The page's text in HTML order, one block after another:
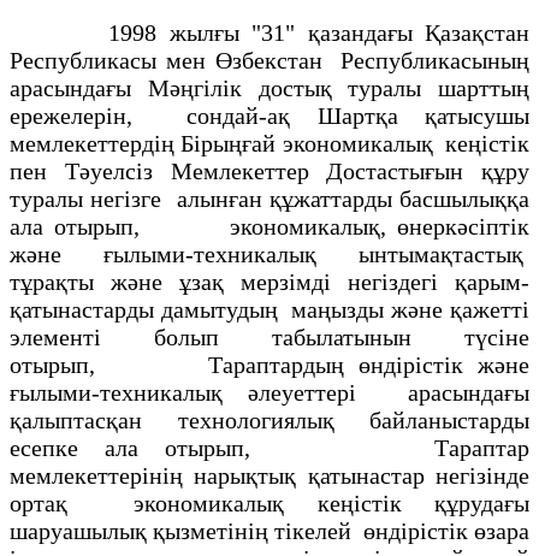
1998 жылғы "31" қазандағы Қазақстан
Республикасы мен Өзбекстан Республикасының
арасындағы Мәңгілік достық туралы шарттың
ережелерін, сондай-ақ Шартқа қатысушы
мемлекеттердің Бірыңғай экономикалық кеңістік
пен Тәуелсіз Мемлекеттер Достастығын құру
туралы негізге алынған құжаттарды басшылыққа
ала отырып, экономикалық, өнеркәсіптік
және ғылыми-техникалық ынтымақтастық
тұрақты және ұзақ мерзімді негіздегі қарым-
қатынастарды дамытудың маңызды және қажетті
элементі болып табылатынын түсіне
отырып, Тараптардың өндірістік және
ғылыми-техникалық әлеуеттері арасындағы
қалыптасқан технологиялық байланыстарды
есепке ала отырып, Тараптар
мемлекеттерінің нарықтық қатынастар негізінде
ортақ экономикалық кеңістік құрудағы
шаруашылық қызметінің тікелей өндірістік өзара